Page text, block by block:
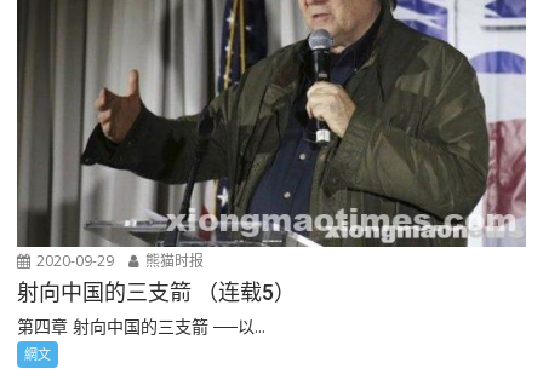
2020-09-29 熊猫时报
射向中国的三支箭 （连载5）
第四章 射向中国的三支箭 ──以...
網文